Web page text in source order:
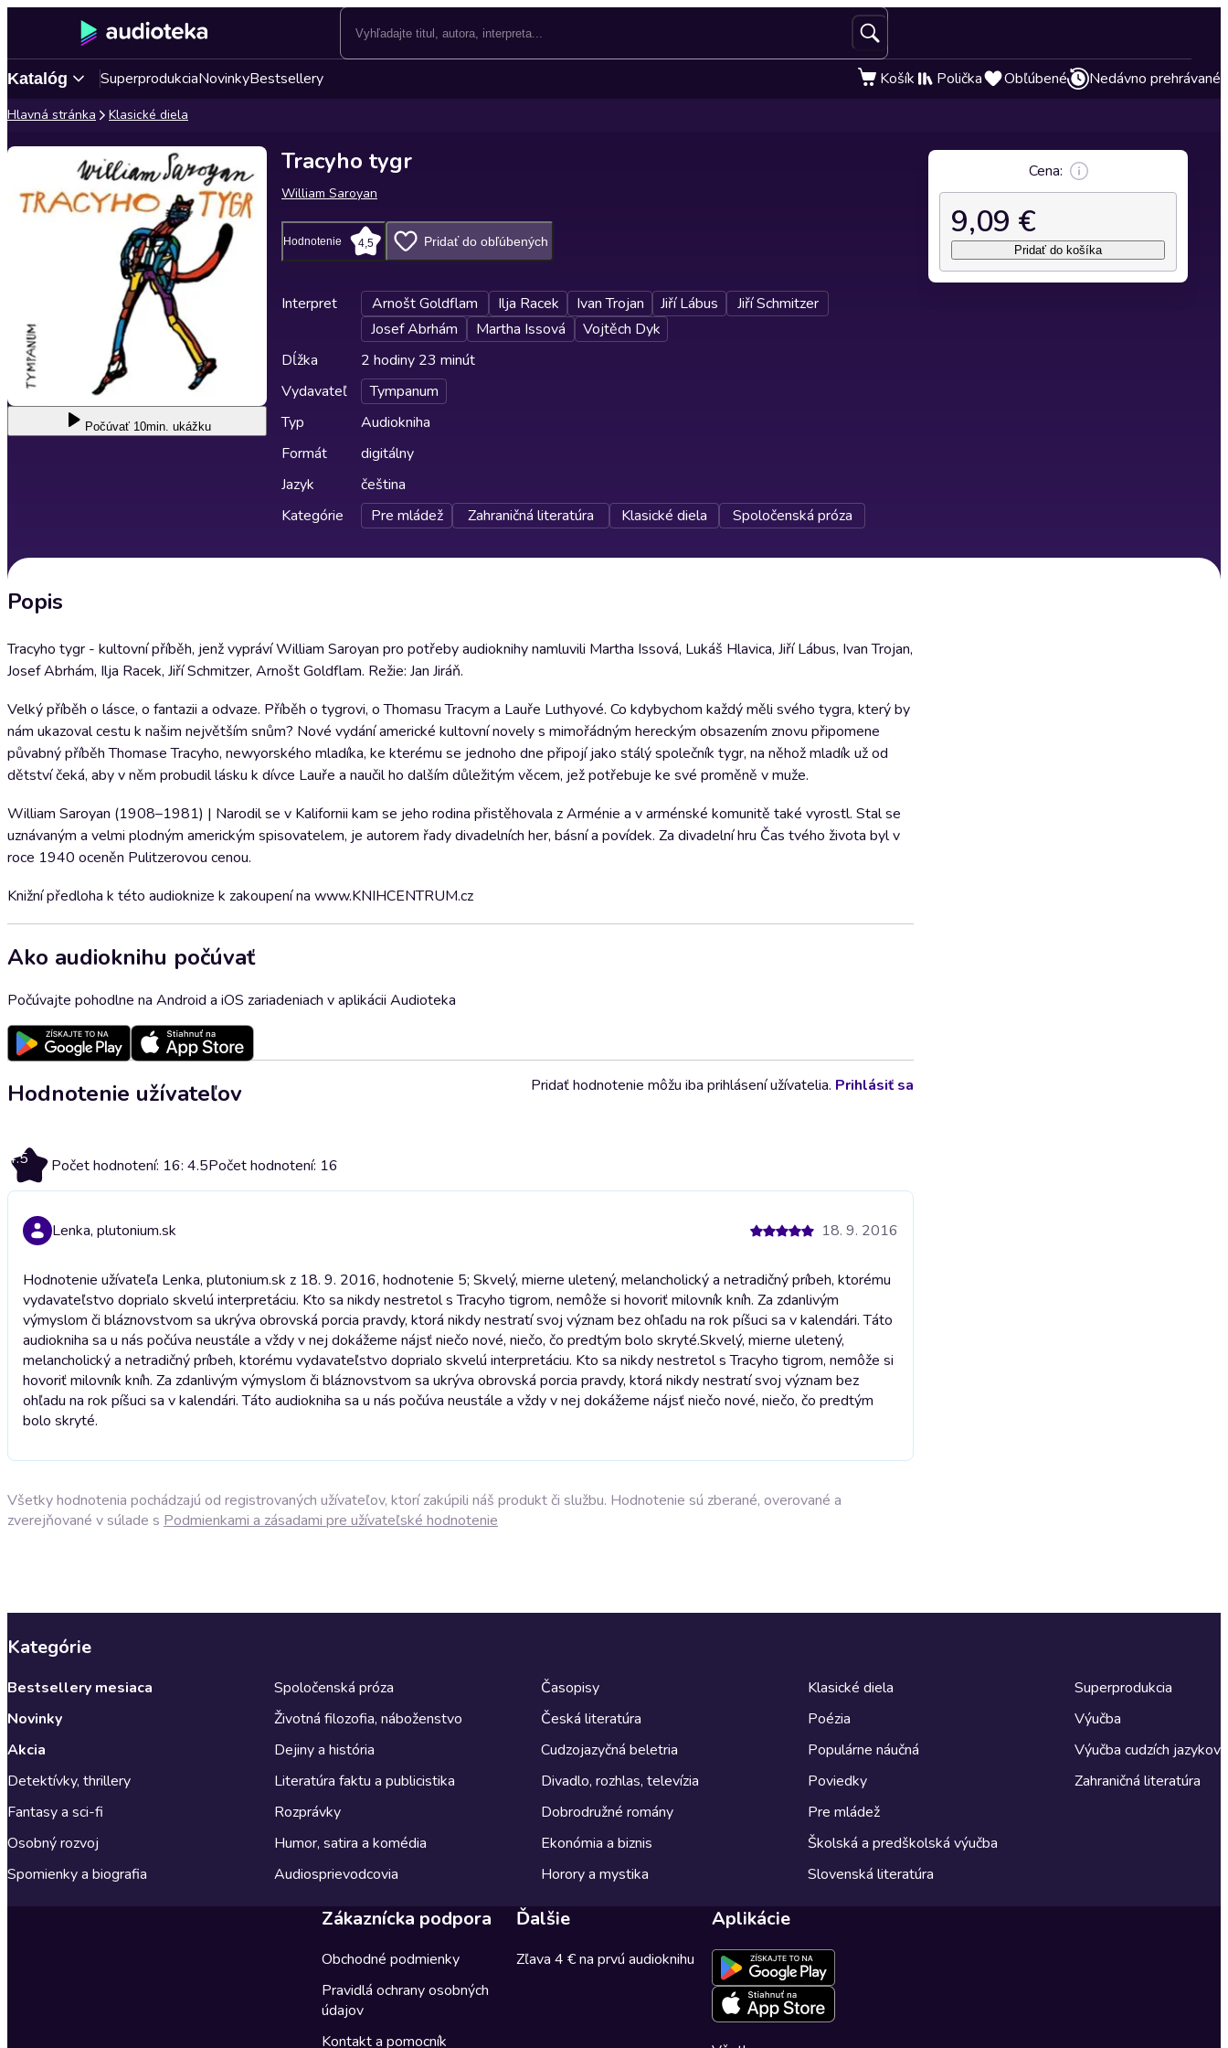
Katalóg SuperprodukciaNovinkyBestsellery Košík Polička Obľúbené Nedávno prehrávané
Hlavná stránka Klasické diela
Počúvať 10min. ukážku
Tracyho tygr
William Saroyan
Hodnotenie 4,5 Pridať do obľúbených
Interpret Arnošt Goldflam Ilja Racek Ivan Trojan Jiří Lábus
Jiří Schmitzer
Josef Abrhám
Martha Issová
Vojtěch Dyk
Dĺžka
2 hodiny 23 minút
Vydavateľ
Tympanum
Typ
Audiokniha
Formát
digitálny
Jazyk
čeština
Kategórie
Pre mládež Zahraničná literatúra Klasické diela Spoločenská próza
Popis
Tracyho tygr - kultovní příběh, jenž vypráví William Saroyan pro potřeby audioknihy namluvili Martha Issová, Lukáš Hlavica, Jiří Lábus, Ivan Trojan,
Josef Abrhám, Ilja Racek, Jiří Schmitzer, Arnošt Goldflam. Režie: Jan Jiráň.
Velký příběh o lásce, o fantazii a odvaze. Příběh o tygrovi, o Thomasu Tracym a Lauře Luthyové. Co kdybychom každý měli svého tygra, který by
nám ukazoval cestu k našim největším snům? Nové vydání americké kultovní novely s mimořádným hereckým obsazením znovu připomene
půvabný příběh Thomase Tracyho, newyorského mladíka, ke kterému se jednoho dne připojí jako stálý společník tygr, na něhož mladík už od
dětství čeká, aby v něm probudil lásku k dívce Lauře a naučil ho dalším důležitým věcem, jež potřebuje ke své proměně v muže.
William Saroyan (1908–1981) | Narodil se v Kalifornii kam se jeho rodina přistěhovala z Arménie a v arménské komunitě také vyrostl. Stal se
uznávaným a velmi plodným americkým spisovatelem, je autorem řady divadelních her, básní a povídek. Za divadelní hru Čas tvého života byl v
roce 1940 oceněn Pulitzerovou cenou.
Knižní předloha k této audioknize k zakoupení na www.KNIHCENTRUM.cz
Ako audioknihu počúvať
Počúvajte pohodlne na Android a iOS zariadeniach v aplikácii Audioteka
Hodnotenie užívateľov
4.5 Počet hodnotení: 16: 4.5Počet hodnotení: 16
Pridať hodnotenie môžu iba prihlásení užívatelia. Prihlásiť sa
Lenka, plutonium.sk 18. 9. 2016
Hodnotenie užívateľa Lenka, plutonium.sk z 18. 9. 2016, hodnotenie 5; Skvelý, mierne uletený, melancholický a netradičný príbeh, ktorému
vydavateľstvo doprialo skvelú interpretáciu. Kto sa nikdy nestretol s Tracyho tigrom, nemôže si hovoriť milovník kníh. Za zdanlivým
výmyslom či bláznovstvom sa ukrýva obrovská porcia pravdy, ktorá nikdy nestratí svoj význam bez ohľadu na rok píšuci sa v kalendári. Táto
audiokniha sa u nás počúva neustále a vždy v nej dokážeme nájsť niečo nové, niečo, čo predtým bolo skryté.Skvelý, mierne uletený,
melancholický a netradičný príbeh, ktorému vydavateľstvo doprialo skvelú interpretáciu. Kto sa nikdy nestretol s Tracyho tigrom, nemôže si
hovoriť milovník kníh. Za zdanlivým výmyslom či bláznovstvom sa ukrýva obrovská porcia pravdy, ktorá nikdy nestratí svoj význam bez
ohľadu na rok píšuci sa v kalendári. Táto audiokniha sa u nás počúva neustále a vždy v nej dokážeme nájsť niečo nové, niečo, čo predtým
bolo skryté.
Všetky hodnotenia pochádzajú od registrovaných užívateľov, ktorí zakúpili náš produkt či službu. Hodnotenie sú zberané, overované a
zverejňované v súlade s Podmienkami a zásadami pre užívateľské hodnotenie
Cena:
9,09 €
Pridať do košíka
Kategórie
Bestsellery mesiaca
Novinky
Akcia
Detektívky, thrillery
Fantasy a sci-fi
Osobný rozvoj
Spomienky a biografia
Spoločenská próza
Životná filozofia, náboženstvo
Dejiny a história
Literatúra faktu a publicistika
Rozprávky
Humor, satira a komédia
Audiosprievodcovia
Časopisy
Česká literatúra
Cudzojazyčná beletria
Divadlo, rozhlas, televízia
Dobrodružné romány
Ekonómia a biznis
Horory a mystika
Klasické diela
Poézia
Populárne náučná
Poviedky
Pre mládež
Školská a predškolská výučba
Slovenská literatúra
Superprodukcia
Výučba
Výučba cudzích jazykov
Zahraničná literatúra
Zákaznícka podpora
Obchodné podmienky
Pravidlá ochrany osobných
údajov
Kontakt a pomocník
Ďalšie
Zľava 4 € na prvú audioknihu
Aplikácie